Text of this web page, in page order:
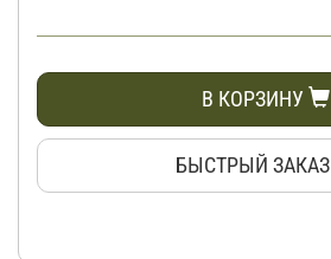
В КОРЗИНУ
БЫСТРЫЙ ЗАКАЗ